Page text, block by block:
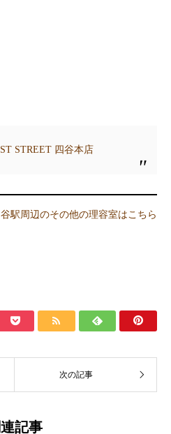
STREET 四谷本店
駅周辺のその他の理容室はこちら
   
次の記事
記事